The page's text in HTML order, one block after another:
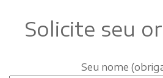
Solicite seu
Seu nome